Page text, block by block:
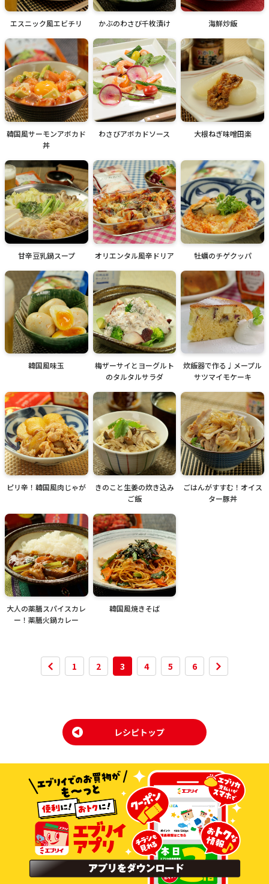
エスニック風エビチリ かぶのわさび千枚漬け 海鮮炒飯
韓国風サーモンアボカド
丼
わさびアボカドソース 大根ねぎ味噌田楽
甘辛豆乳鍋スープ オリエンタル風辛ドリア 牡蠣のチゲクッパ
韓国風味玉
梅ザーサイとヨーグルト
のタルタルサラダ
炊飯器で作る♩メープル
サツマイモケーキ
ピリ辛！韓国風肉じゃが
きのこと生姜の炊き込み
ご飯
ごはんがすすむ！オイス
ター豚丼
大人の薬膳スパイスカレ
ー！薬膳火鍋カレー
韓国風焼きそば
1 2 3 4 5 6